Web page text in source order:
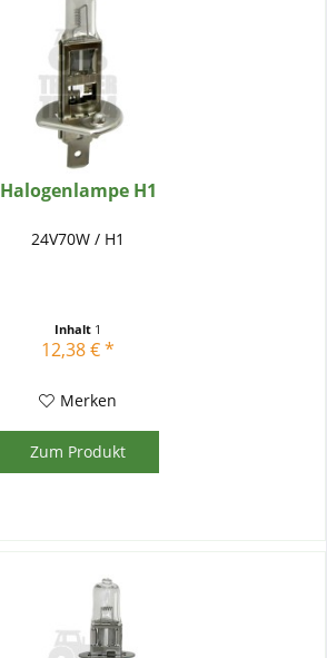
Halogenlampe H1
24V70W / H1
Inhalt 1
12,38 € *
Merken
Zum Produkt